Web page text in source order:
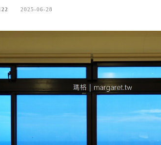
2025-06-28